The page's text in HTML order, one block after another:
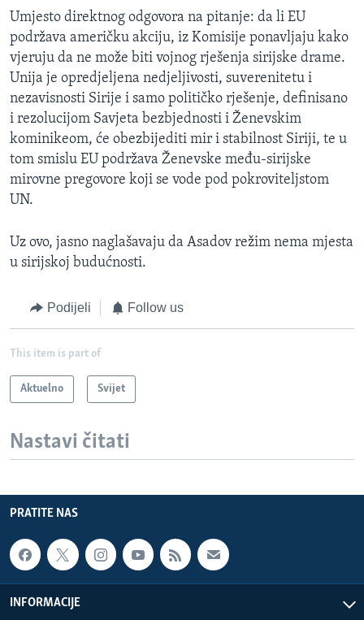
Umjesto direktnog odgovora na pitanje: da li EU
podržava američku akciju, iz Komisije ponavljaju kako
vjeruju da ne može biti vojnog rješenja sirijske drame.
Unija je opredjeljena nedjeljivosti, suverenitetu i
nezavisnosti Sirije i samo političko rješenje, definisano
i rezolucijom Savjeta bezbjednosti i Ženevskim
kominikeom, će obezbijediti mir i stabilnost Siriji, te u
tom smislu EU podržava Ženevske među-sirijske
mirovne pregovore koji se vode pod pokroviteljstom
UN.
Uz ovo, jasno naglašavaju da Asadov režim nema mjesta
u sirijskoj budućnosti.
Podijeli Follow us
This item is part of
Aktuelno Svijet
Nastavi čitati
PRATITE NAS
INFORMACIJE